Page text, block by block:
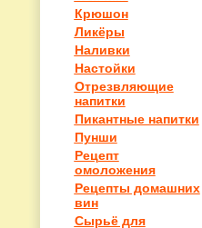
Крюшон
Ликёры
Наливки
Настойки
Отрезвляющие
напитки
Пикантные напитки
Пунши
Рецепт
омоложения
Рецепты домашних
вин
Сырьё для